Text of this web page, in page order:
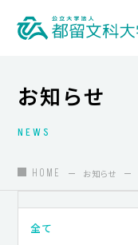
大学紹介
入試情報
学部・学科・大学院
お知らせ
NEWS
HOME お知らせ
全て